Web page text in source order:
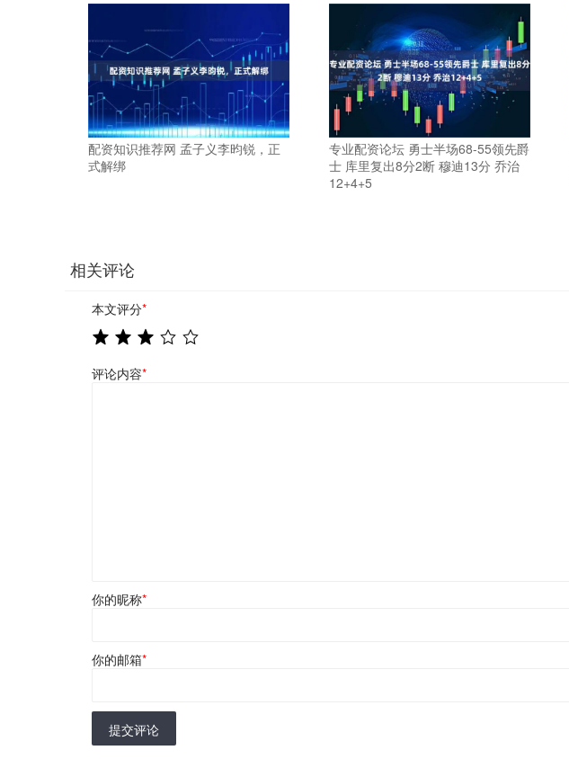
配资知识推荐网 孟子义李昀锐，正
式解绑
专业配资论坛 勇士半场68-55领先爵
士 库里复出8分2断 穆迪13分 乔治
12+4+5
相关评论
本文评分*
评论内容*
你的昵称*
你的邮箱*
提交评论